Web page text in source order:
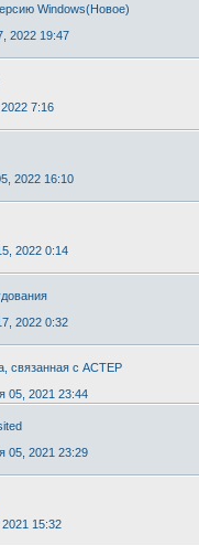
Windows(Новое)
2022 19:47
7:16
2022 16:10
2022 0:14
2022 0:32
связанная с АСТЕР
05, 2021 23:44
05, 2021 23:29
15:32